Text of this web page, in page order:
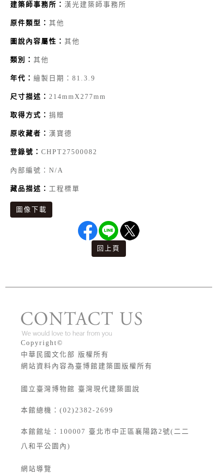
建築師事務所： 漢光建築師事務所
原件類型： 其他
圖說內容屬性： 其他
類別： 其他
年代： 繪製日期：81.3.9
尺寸描述： 214mmX277mm
取得方式： 捐贈
原收藏者： 漢寶德
登錄號： CHPT27500082
內部編號：N/A
藏品描述： 工程標單
圖像下載
回上頁
版權宣告
Copyright©
中華民國文化部 版權所有
網站資料內容為臺博館建築圖版權所有
國立臺灣博物館 臺灣現代建築圖說
本館總機：(02)2382-2699
本館館址： 100007 臺北市中正區襄陽路2號(二二
八和平公園內)
網站導覽